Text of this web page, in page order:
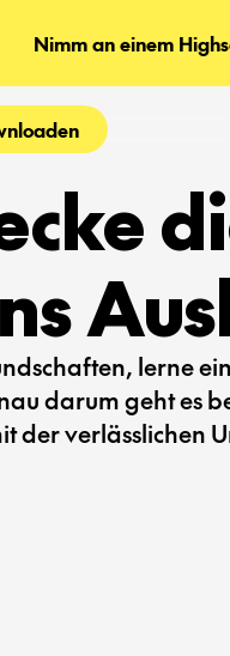
Nimm an einem
lerne
darum geht es
der verlässlichen